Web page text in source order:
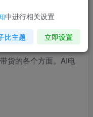
货的各个方面。AI电
中进行相关设置
比主题 立即设置